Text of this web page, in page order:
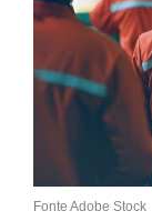
Fonte Adobe Stock